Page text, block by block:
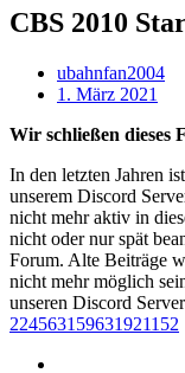
CBS 2010
ubahnfan2004
1. März 2021
Wir schließen dieses
In den letzten Jahren
unserem Discord
nicht mehr aktiv in
nicht oder nur spät
Forum. Alte Beiträge
nicht mehr möglich
unseren Discord
224563159631921152